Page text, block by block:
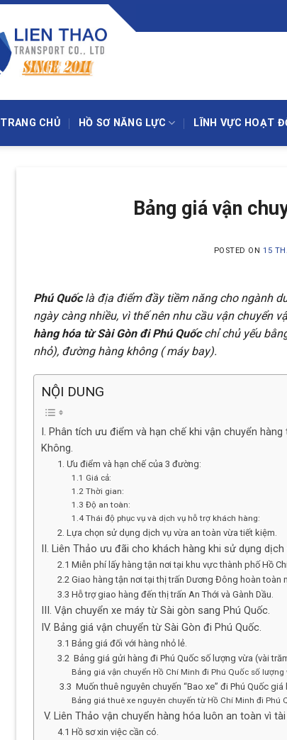
TRANG CHỦ HỒ SƠ NĂNG LỰC LĨNH VỰC HOẠT
Bảng giá vận
POSTED ON15
Phú Quốclà địa điểm đầy tiềm năng cho ngành
ngày càng nhiều, vì thế nên nhu cầu vận chuyển
hàng hóa từ Sài Gòn đi Phú Quốcchỉ chủ yếu
nhỏ), đường hàng không ( máy bay).
NỘI DUNG
I. Phân tích ưu điểm và hạn chế khi vận chuyển
Không.
1. Ưu điểm và hạn chế của 3 đường:
1.1 Giá cả:
1.2 Thời gian:
1.3 Độ an toàn:
1.4 Thái độ phục vụ và dịch vụ hỗ trợ khách hàng:
2. Lựa chọn sử dụng dịch vụ vừa an toàn vừa tiết kiệm.
II. Liên Thảo ưu đãi cho khách hàng khi sử dụng
2.1 Miễn phí lấy hàng tận nơi tại khu vực thành phố Hồ
2.2 Giao hàng tận nơi tại thị trấn Dương Đông hoàn toàn
3.3 Hỗ trợ giao hàng đến thị trấn An Thới và Gành Dầu.
III. Vận chuyển xe máy từ Sài gòn sang Phú Quốc.
IV. Bảng giá vận chuyển từ Sài Gòn đi Phú Quốc.
3.1 Bảng giá đối với hàng nhỏ lẻ.
3.2 Bảng giá gửi hàng đi Phú Quốc số lượng vừa (vài
Bảng giá vận chuyển Hồ Chí Minh đi Phú Quốc số lượng
3.3 Muốn thuê nguyên chuyến “Bao xe” đi Phú Quốc giá
Bảng giá thuê xe nguyên chuyến từ Hồ Chí Minh đi Phú
V. Liên Thảo vận chuyển hàng hóa luôn an toàn vì
4.1 Hồ sơ xin việc cần có.